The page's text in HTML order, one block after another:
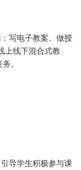
写电子教案、做授
上线下混合式教
。
导学生积极参与课